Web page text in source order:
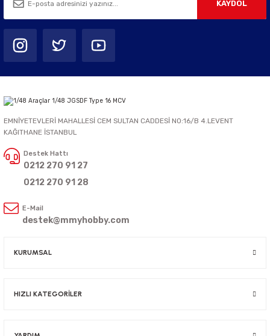
KAYDOL
EMNİYETEVLERİ MAHALLESİ CEM SULTAN CADDESİ NO:16/B 4.LEVENT
KAĞITHANE İSTANBUL
Destek Hattı
0212 270 91 27
0212 270 91 28
E-Mail
destek@mmyhobby.com
KURUMSAL
HIZLI KATEGORİLER